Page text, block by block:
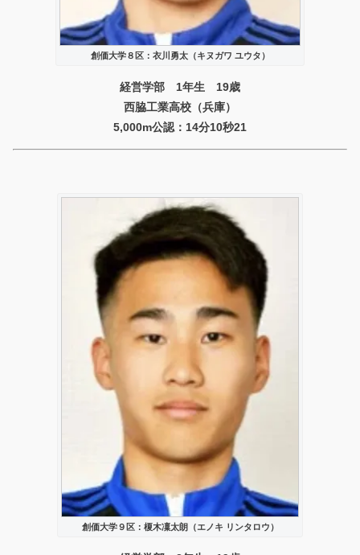
創価大学８区：衣川勇太（キヌガワ ユウタ）
経営学部 1年生 19歳
西脇工業高校（兵庫）
5,000m公認：14分10秒21
創価大学９区：榎木凜太朗（エノキ リンタロウ）